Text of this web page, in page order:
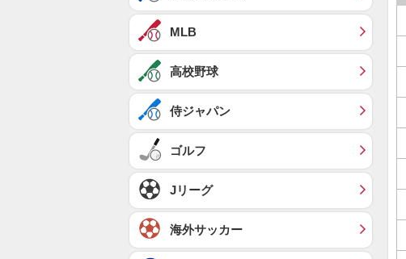
MLB
高校野球
侍ジャパン
ゴルフ
Jリーグ
海外サッカー